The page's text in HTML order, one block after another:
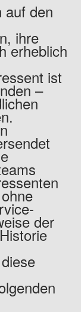
auf den
ihre
erheblich
ist
–
der